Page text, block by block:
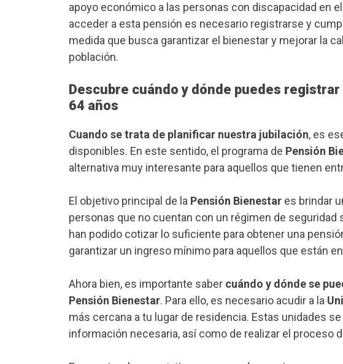
apoyo económico a las personas con discapacidad en
acceder a esta pensión es necesario registrarse y
medida que busca garantizar el bienestar y mejorar la
población.
Descubre cuándo y dónde puedes
64 años
Cuando se trata de planificar nuestra jubilación, es
disponibles. En este sentido, el programa de Pensión
alternativa muy interesante para aquellos que tienen
El objetivo principal de la Pensión Bienestar es brindar
personas que no cuentan con un régimen de seguridad
han podido cotizar lo suficiente para obtener una
garantizar un ingreso mínimo para aquellos que están
Ahora bien, es importante saber cuándo y dónde se
Pensión Bienestar. Para ello, es necesario acudir a la
más cercana a tu lugar de residencia. Estas unidades
información necesaria, así como de realizar el proceso